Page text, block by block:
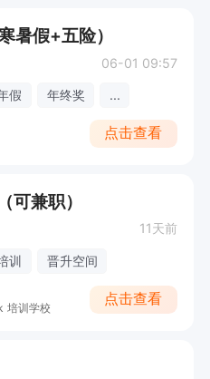
暑假+五险）
06-01 09:57
假 年终奖 ...
点击查看
可兼职）
11天前
训 晋升空间
培训学校
点击查看